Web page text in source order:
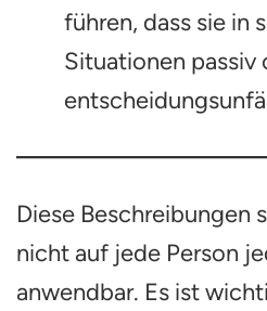
führen, dass sie in
Situationen passiv
Diese Beschreibungen
nicht auf jede Person
anwendbar. Es ist